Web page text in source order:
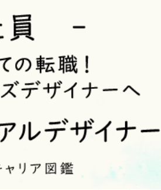
を収集させていただく方法
どの情報を含みます。
範囲内で利用することを、個人情報の保
の附属書A.3.4.2.4に基づき公表します